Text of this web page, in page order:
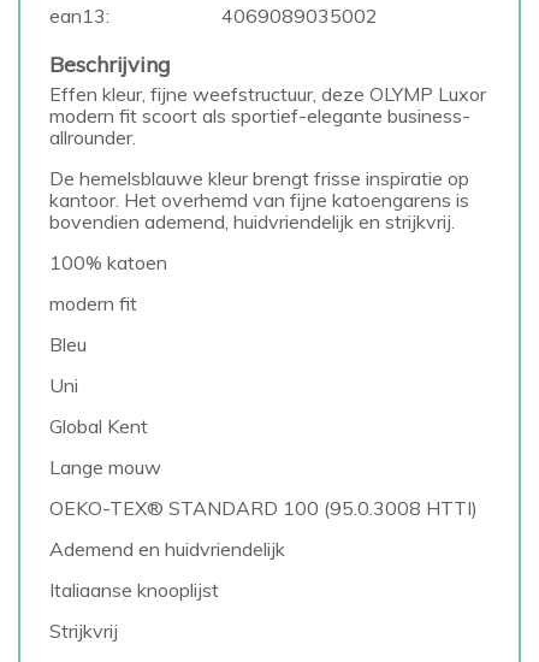
ean13:
4069089035002
Beschrijving
Effen kleur, fijne weefstructuur, deze OLYMP Luxor
modern fit scoort als sportief-elegante business-
allrounder.
De hemelsblauwe kleur brengt frisse inspiratie op
kantoor. Het overhemd van fijne katoengarens is
bovendien ademend, huidvriendelijk en strijkvrij.
100% katoen
modern fit
Bleu
Uni
Global Kent
Lange mouw
OEKO-TEX® STANDARD 100 (95.0.3008 HTTI)
Ademend en huidvriendelijk
Italiaanse knooplijst
Strijkvrij